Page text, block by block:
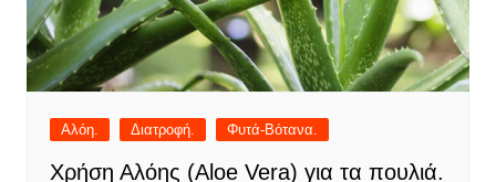
Αλόη. Διατροφή. Φυτά-Βότανα.
Χρήση Αλόης (Aloe Vera) για τα πουλιά.